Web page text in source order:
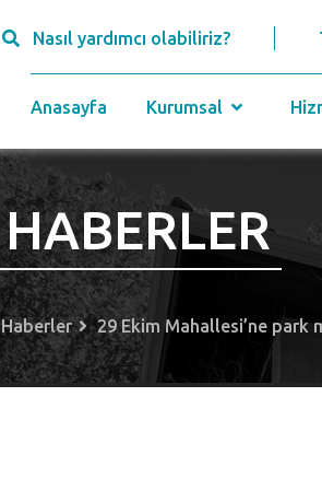
Nasıl yardımcı olabiliriz?
Anasayfa Kurumsal
HABERLER
Haberler 29 Ekim Mahallesi’ne park